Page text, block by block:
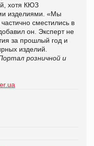
хотя КЮЗ
изделиями. «Мы
сместились в
он. Эксперт не
за прошлый год и
изделий.
розничной и